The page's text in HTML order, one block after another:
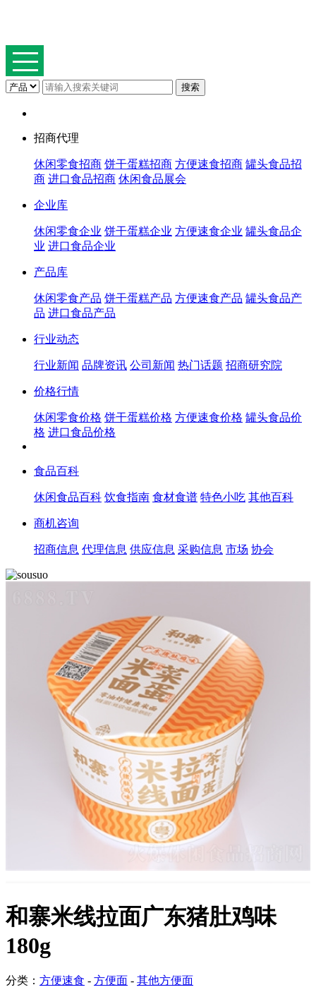
招商代理
休闲零食招商 饼干蛋糕招商 方便速食招商 罐头食品招
商 进口食品招商 休闲食品展会
企业库
休闲零食企业 饼干蛋糕企业 方便速食企业 罐头食品企
业 进口食品企业
产品库
休闲零食产品 饼干蛋糕产品 方便速食产品 罐头食品产
品 进口食品产品
行业动态
行业新闻 品牌资讯 公司新闻 热门话题 招商研究院
价格行情
休闲零食价格 饼干蛋糕价格 方便速食价格 罐头食品价
格 进口食品价格
食品百科
休闲食品百科 饮食指南 食材食谱 特色小吃 其他百科
商机咨询
招商信息 代理信息 供应信息 采购信息 市场 协会
和寨米线拉面广东猪肚鸡味
180g
分类： 方便速食 - 方便面 - 其他方便面